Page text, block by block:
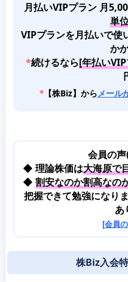
月払いVIPプラン 月
単
VIPプランを月払いで使
か
*続けるなら[年払い
*【株Biz】からメール
会員の
◆ 理論株価は大海原で
◆ 割安なのか割高なの
把握できて勉強になりま
あ
[会員
株Biz入会